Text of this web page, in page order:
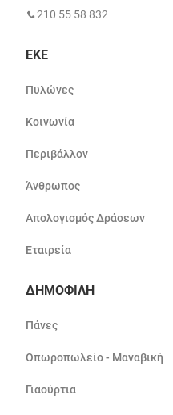
210 55 58 832
ΕΚΕ
Πυλώνες
Κοινωνία
Περιβάλλον
Άνθρωπος
Απολογισμός Δράσεων
Εταιρεία
ΔΗΜΟΦΙΛΗ
Πάνες
Οπωροπωλείο - Μαναβική
Γιαούρτια